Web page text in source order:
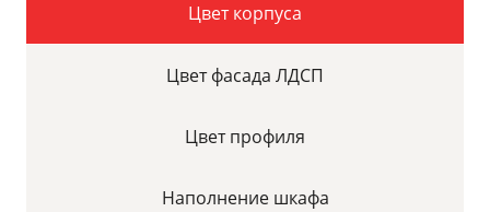
Цвет корпуса
Цвет фасада ЛДСП
Цвет профиля
Наполнение шкафа